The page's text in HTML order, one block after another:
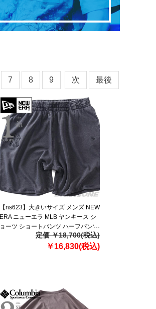
7 8 9 次 最後
【ns623】大きいサイズ メンズ NEW
ERA ニューエラ MLB ヤンキース シ
ョーツ ショートパンツ ハーフパンツ
MLB WASHED NEW YORK
YANKEES T-SHIRT USA直輸入
定価 ￥18,700(税込)
￥16,830(税込)